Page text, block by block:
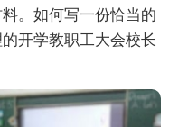
。如何写一份恰当的
开学教职工大会校长